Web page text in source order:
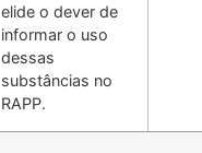
elide o dever de
informar o uso
dessas
substâncias no
RAPP.